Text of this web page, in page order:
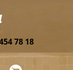
78 18